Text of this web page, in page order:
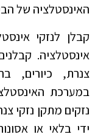
האינסטלציה של
קבלן לנזקי
אינסטלציה.
צנרת, כיורים,
במערכת
נזקים מתקן נזקי
ידי בלאי או